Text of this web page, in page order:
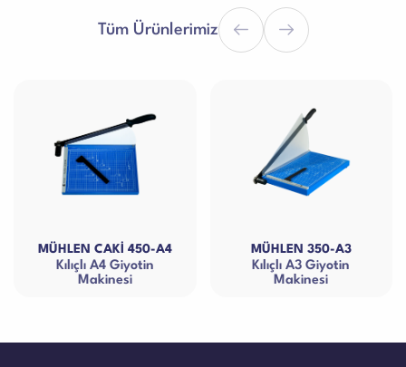
Tüm Ürünlerimiz
MÜHLEN CAKI 450-A4
Kılıçlı A4 Giyotin
Makinesi
MÜHLEN 350-A3
Kılıçlı A3 Giyotin
Makinesi